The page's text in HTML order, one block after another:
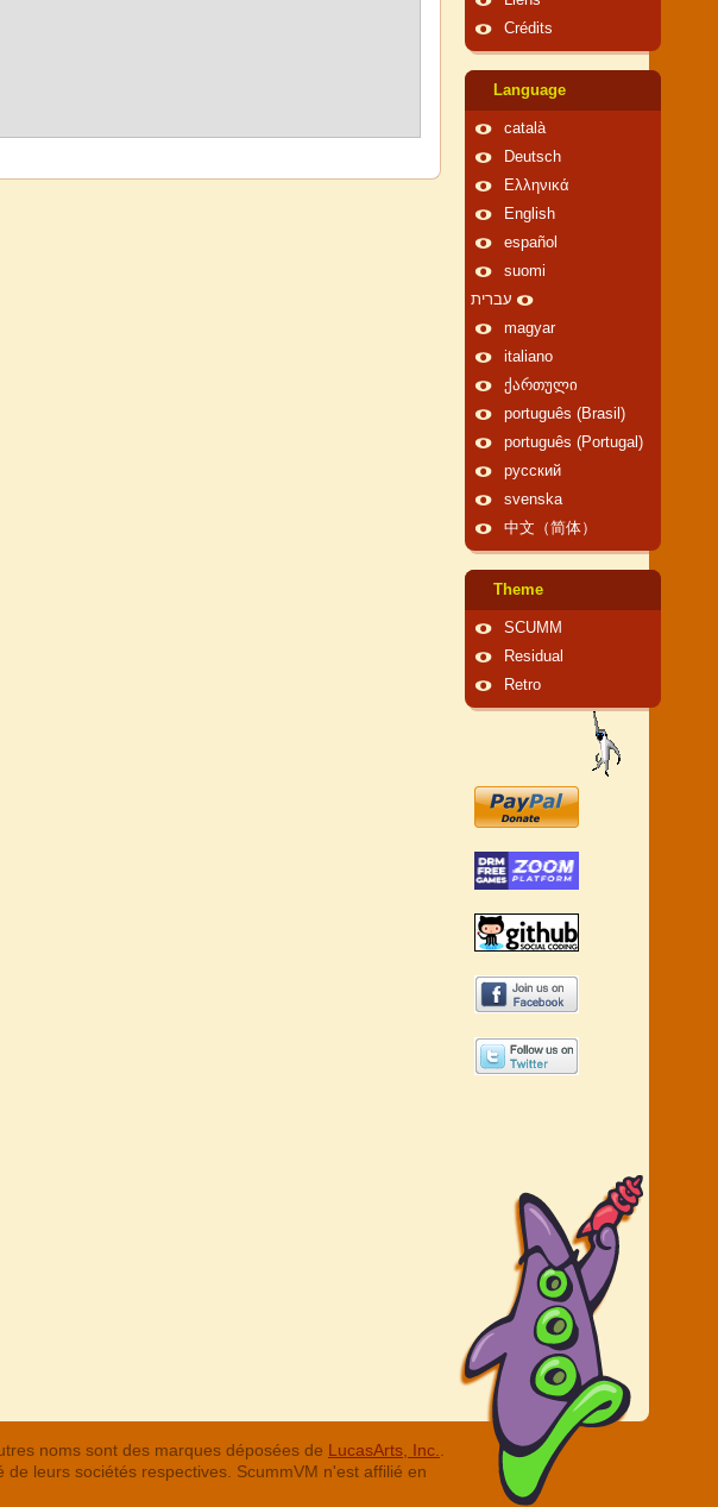
Crédits
Language
català
Deutsch
Ελληνικά
English
español
suomi
עברית
magyar
italiano
ქართული
português (Brasil)
português (Portugal)
русский
svenska
中文（简体）
Theme
SCUMM
Residual
Retro
noms sont des marques déposées de LucasArts, Inc.
leurs sociétés respectives. ScummVM n'est affilié en